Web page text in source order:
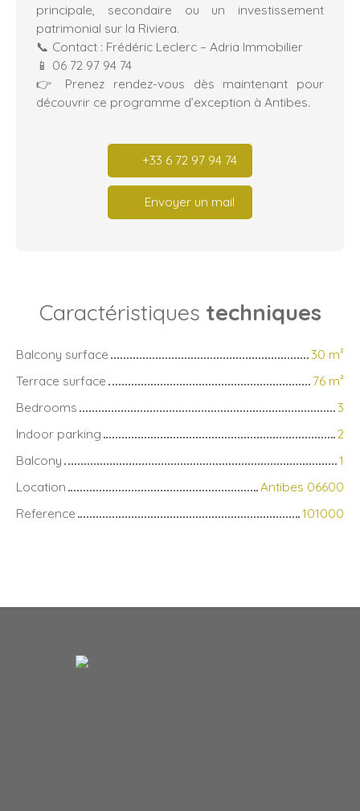
principale, secondaire ou un investissement
patrimonial sur la Riviera.
📞 Contact : Frédéric Leclerc – Adria Immobilier
📱 06 72 97 94 74
👉 Prenez rendez-vous dès maintenant pour
découvrir ce programme d’exception à Antibes.
+33 6 72 97 94 74
Envoyer un mail
Caractéristiques techniques
Balcony surface 30 m²
Terrace surface
76 m²
Bedrooms
3
Indoor parking
2
Balcony
1
Location
Antibes 06600
Reference
101000